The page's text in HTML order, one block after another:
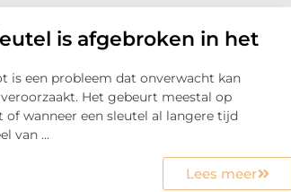
is afgebroken in het
is een probleem dat onverwacht kan
Het gebeurt meestal op
wanneer een sleutel al langere tijd
van ...
Lees meer